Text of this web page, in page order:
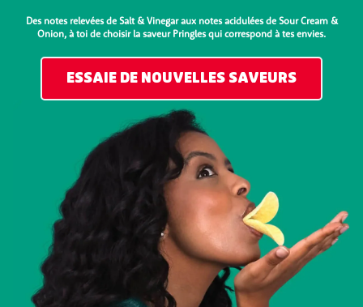
Des notes relevées de Salt & Vinegar aux notes acidulées de Sour Cream &
Onion, à toi de choisir la saveur Pringles qui correspond à tes envies.
ESSAIE DE NOUVELLES SAVEURS